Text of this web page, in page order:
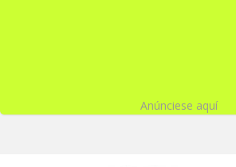
Anúnciese aquí